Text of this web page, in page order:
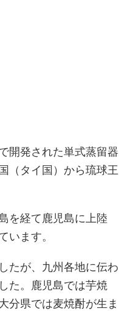
開発された単式蒸留器
（タイ国）から琉球王
を経て鹿児島に上陸
います。
たが、九州各地に伝わ
た。鹿児島では芋焼
分県では麦焼酎が生ま